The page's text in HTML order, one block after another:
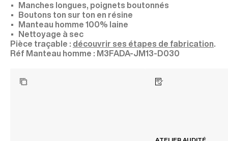
Manches longues, poignets boutonnés
Boutons ton sur ton en résine
Manteau homme 100% laine
Nettoyage à sec
Pièce traçable : découvrir ses étapes de fabrication
M3FADA-JM13-D030